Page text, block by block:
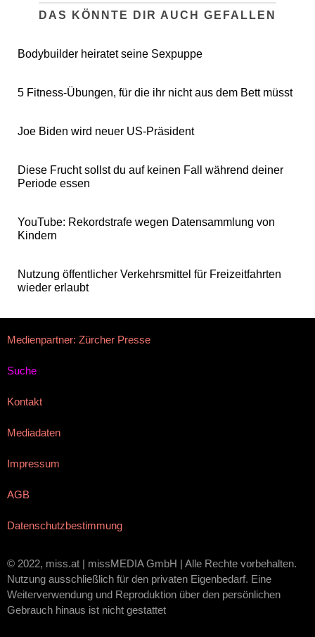
DAS KÖNNTE DIR AUCH GEFALLEN
Bodybuilder heiratet seine Sexpuppe
5 Fitness-Übungen, für die ihr nicht aus dem Bett müsst
Joe Biden wird neuer US-Präsident
Diese Frucht sollst du auf keinen Fall während deiner
Periode essen
YouTube: Rekordstrafe wegen Datensammlung von
Kindern
Nutzung öffentlicher Verkehrsmittel für Freizeitfahrten
wieder erlaubt
Medienpartner: Zürcher Presse
Suche
Kontakt
Mediadaten
Impressum
AGB
Datenschutzbestimmung
© 2022, miss.at | missMEDIA GmbH | Alle Rechte vorbehalten.
Nutzung ausschließlich für den privaten Eigenbedarf. Eine
Weiterverwendung und Reproduktion über den persönlichen
Gebrauch hinaus ist nicht gestattet